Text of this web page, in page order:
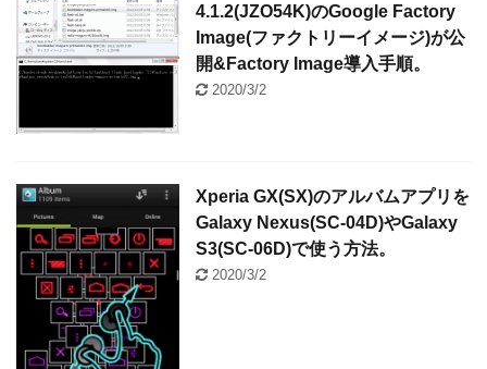
4.1.2(JZO54K)のGoogle Factory
Image(ファクトリーイメージ)が公
開&Factory Image導入手順。
2020/3/2
Xperia GX(SX)のアルバムアプリを
Galaxy Nexus(SC-04D)やGalaxy
S3(SC-06D)で使う方法。
2020/3/2